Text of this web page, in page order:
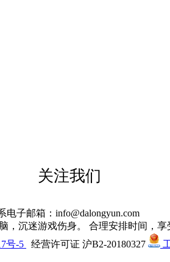
关注我们
子邮箱：info@dalongyun.com
沉迷游戏伤身。 合理安排时间，享
号-5 经营许可证 沪B2-20180327